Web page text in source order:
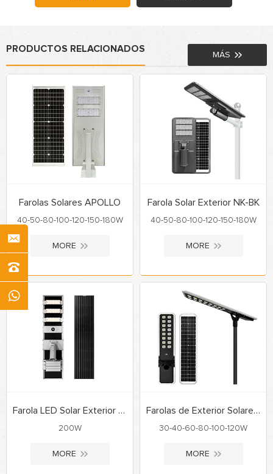
PRODUCTOS RELACIONADOS
MÁS
Farolas Solares APOLLO
40-50-80-100-120-150-180W
MORE
Farola Solar Exterior NK-BK
40-50-80-100-120-150-180W
MORE
Farola LED Solar Exterior NK-AK
200W
MORE
Farolas de Exterior Solares NK-VN
30-40-60-80-100-120W
MORE